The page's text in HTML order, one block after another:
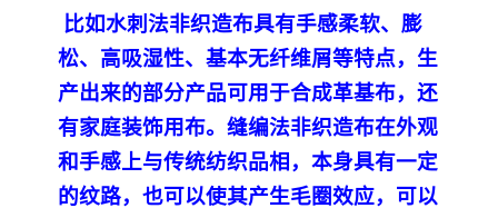
比如水刺法非织造布具有手感柔软、膨
松、高吸湿性、基本无纤维屑等特点，生
产出来的部分产品可用于合成革基布，还
有家庭装饰用布。缝编法非织造布在外观
和手感上与传统纺织品相，本身具有一定
的纹路，也可以使其产生毛圈效应，可以